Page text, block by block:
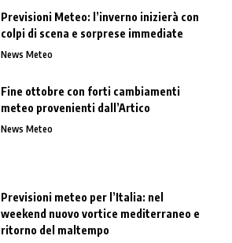
Previsioni Meteo: l’inverno inizierà con
colpi di scena e sorprese immediate
News Meteo
Fine ottobre con forti cambiamenti
meteo provenienti dall’Artico
News Meteo
Previsioni meteo per l’Italia: nel
weekend nuovo vortice mediterraneo e
ritorno del maltempo